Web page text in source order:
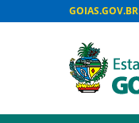
GOIAS.GOV.BR